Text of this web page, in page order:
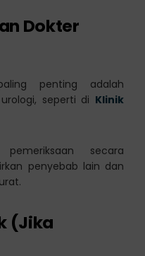
Dokter
penting adalah
seperti di Klinik
secara
penyebab lain dan
(Jika